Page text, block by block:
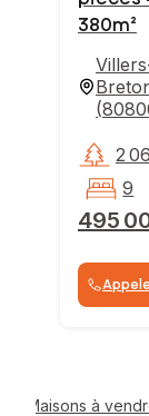
380m²
(
495
2
9
Maisons à